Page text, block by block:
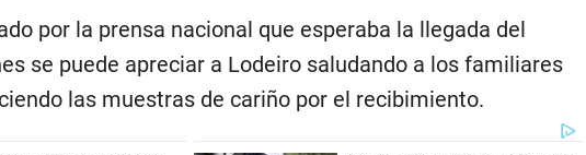
por la prensa nacional que esperaba la llegada del
se puede apreciar a Lodeiro saludando a los familiares
las muestras de cariño por el recibimiento.